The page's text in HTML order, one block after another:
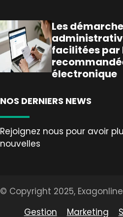
Les
facilitées par
électronique
NOS DERNIERS NEWS
Rejoignez nous pour avoir
nouvelles
© Copyright 2025, Exagonline
Gestion
Marketing